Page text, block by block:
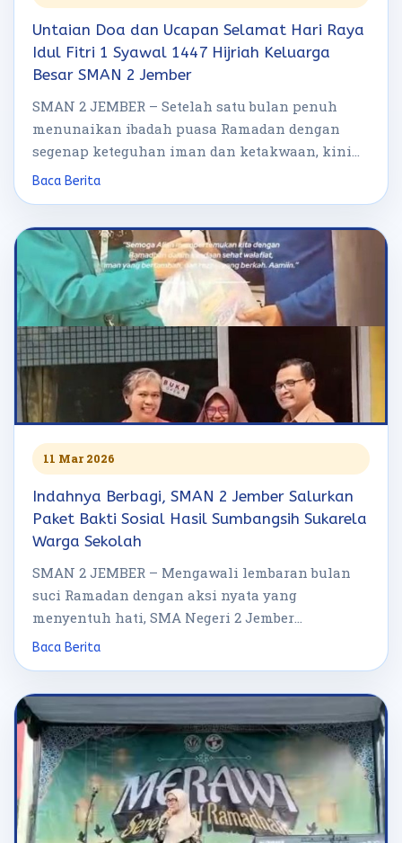
Untaian Doa dan Ucapan Selamat Hari Raya
Idul Fitri 1 Syawal 1447 Hijriah Keluarga
Besar SMAN 2 Jember
SMAN 2 JEMBER – Setelah satu bulan penuh
menunaikan ibadah puasa Ramadan dengan
segenap keteguhan iman dan ketakwaan, kini
hari […]
Baca Berita
11 Mar 2026
Indahnya Berbagi, SMAN 2 Jember Salurkan
Paket Bakti Sosial Hasil Sumbangsih Sukarela
Warga Sekolah
SMAN 2 JEMBER – Mengawali lembaran bulan
suci Ramadan dengan aksi nyata yang
menyentuh hati, SMA Negeri 2 Jember
menggelar […]
Baca Berita